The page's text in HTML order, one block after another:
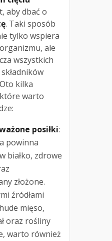
aby dbać o
. Taki sposób
tylko wspiera
ale
wszystkich
kilka
warto
posiłki:
powinna
białko, zdrowe
złożone.
źródłami
mięso,
oraz rośliny
warto również